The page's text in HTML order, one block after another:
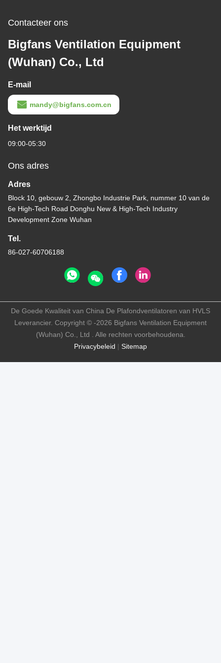
Contacteer ons
Bigfans Ventilation Equipment
(Wuhan) Co., Ltd
E-mail
mandy@bigfans.com.cn
Het werktijd
09:00-05:30
Ons adres
Adres
Block 10, gebouw 2, Zhongbo Industrie Park, nummer 10 van de
6e High-Tech Road Donghu New & High-Tech Industry
Development Zone Wuhan
Tel.
86-027-60706188
Privacybeleid | Sitemap
De Goede Kwaliteit van China De Plafondventilatoren van HVLS
Leverancier. Copyright © -2026 Bigfans Ventilation Equipment
(Wuhan) Co., Ltd . Alle rechten voorbehoudena.